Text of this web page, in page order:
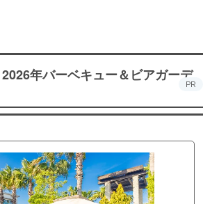
年バーベキュー＆ビアガーデ
PR